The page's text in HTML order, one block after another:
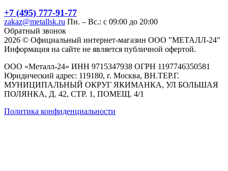
+7 (495) 777-91-77
zakaz@metallsk.ru Пн. – Вс.: с 09:00 до 20:00
Обратный звонок
2026 © Официальный интернет-магазин ООО "МЕТАЛЛ-24"
Информация на сайте не является публичной офертой.
ООО «Металл-24» ИНН 9715347938 ОГРН 1197746350581
Юридический адрес: 119180, г. Москва, ВН.ТЕР.Г.
МУНИЦИПАЛЬНЫЙ ОКРУГ ЯКИМАНКА, УЛ БОЛЬШАЯ
ПОЛЯНКА, Д. 42, СТР. 1, ПОМЕЩ. 4/1
Политика конфиденциальности